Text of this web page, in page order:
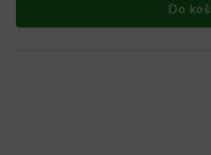
Do